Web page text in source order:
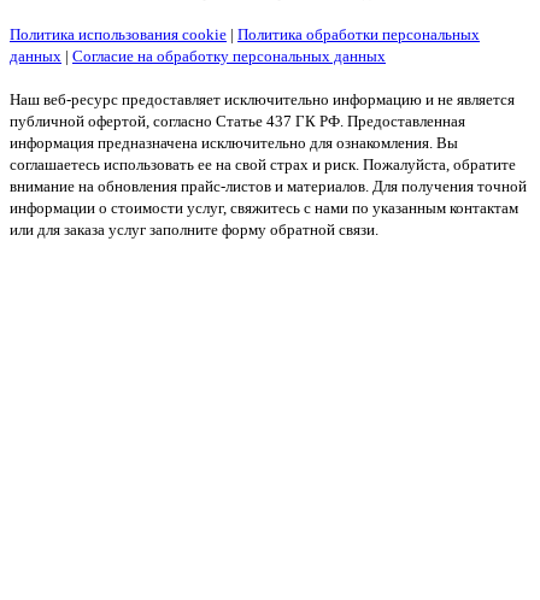
Политика использования cookie | Политика обработки персональных
данных | Согласие на обработку персональных данных
Наш веб-ресурс предоставляет исключительно информацию и не является
публичной офертой, согласно Статье 437 ГК РФ. Предоставленная
информация предназначена исключительно для ознакомления. Вы
соглашаетесь использовать ее на свой страх и риск. Пожалуйста, обратите
внимание на обновления прайс-листов и материалов. Для получения точной
информации о стоимости услуг, свяжитесь с нами по указанным контактам
или для заказа услуг заполните форму обратной связи.